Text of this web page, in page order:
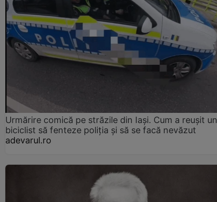
Urmărire comică pe străzile din Iași. Cum a reușit un
biciclist să fenteze poliția și să se facă nevăzut
adevarul.ro